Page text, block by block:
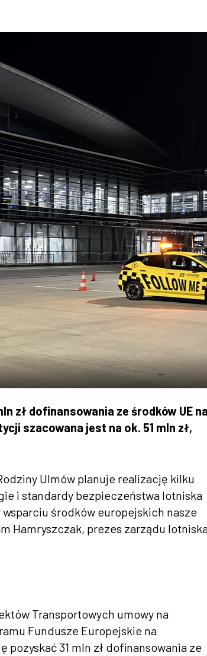
zł dofinansowania ze środków UE na
szacowana jest na ok. 51 mln zł,
Ulmów planuje realizację kilku
i standardy bezpieczeństwa lotniska
środków europejskich nasze
Hamryszczak, prezes zarządu
Transportowych umowy na
Fundusze Europejskie na
pozyskać 31 mln zł dofinansowania ze